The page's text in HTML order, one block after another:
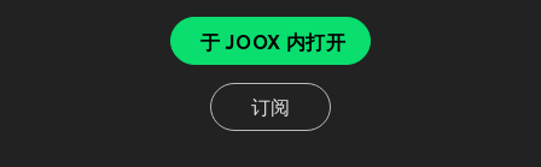
于 JOOX 内打开
订阅